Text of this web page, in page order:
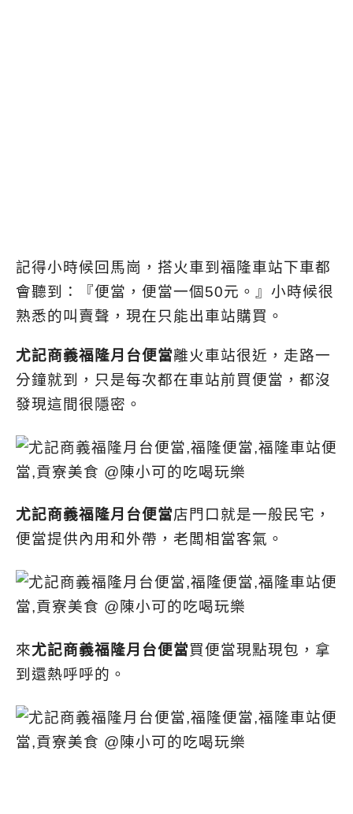
記得小時候回馬崗，搭火車到福隆車站下車都
會聽到：『便當，便當一個50元。』小時候很
熟悉的叫賣聲，現在只能出車站購買。
尤記商義福隆月台便當離火車站很近，走路一
分鐘就到，只是每次都在車站前買便當，都沒
發現這間很隱密。
尤記商義福隆月台便當店門口就是一般民宅，
便當提供內用和外帶，老闆相當客氣。
來尤記商義福隆月台便當買便當現點現包，拿
到還熱呼呼的。